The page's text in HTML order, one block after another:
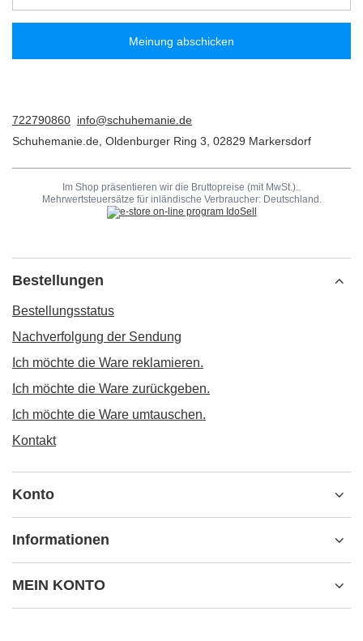
Meinung abschicken
722790860 info@schuhemanie.de
Schuhemanie.de, Oldenburger Ring 3, 02829 Markersdorf
Im Shop präsentieren wir die Bruttopreise (mit MwSt.)..
Mehrwertsteuersätze für inländische Verbraucher: Deutschland .
Bestellungen
Bestellungsstatus
Nachverfolgung der Sendung
Ich möchte die Ware reklamieren.
Ich möchte die Ware zurückgeben.
Ich möchte die Ware umtauschen.
Kontakt
Konto
Informationen
MEIN KONTO